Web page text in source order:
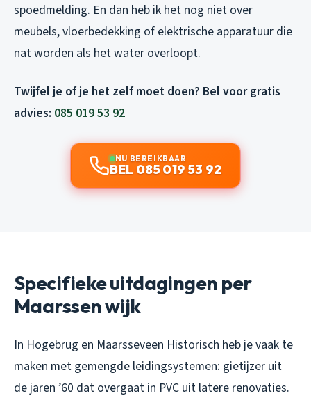
spoedmelding. En dan heb ik het nog niet over
meubels, vloerbedekking of elektrische apparatuur die
nat worden als het water overloopt.
Twijfel je of je het zelf moet doen? Bel voor gratis
advies: 085 019 53 92
NU BEREIKBAAR
BEL 085 019 53 92
Specifieke uitdagingen per
Maarssen wijk
In Hogebrug en Maarsseveen Historisch heb je vaak te
maken met gemengde leidingsystemen: gietijzer uit
de jaren ’60 dat overgaat in PVC uit latere renovaties.